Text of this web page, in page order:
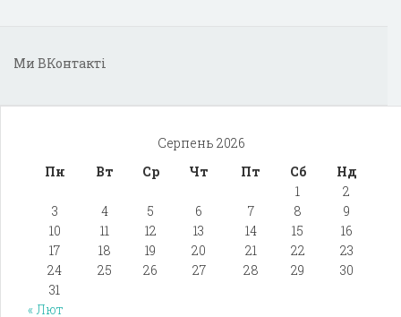
Ми ВКонтакті
Серпень 2026
Пн
Вт Ср Чт Пт Сб
Нд
1
2
3
4 5 6 7 8
9
10
11 12 13 14 15
16
17
18 19 20 21 22
23
24
25 26 27 28 29
30
31
« Лют